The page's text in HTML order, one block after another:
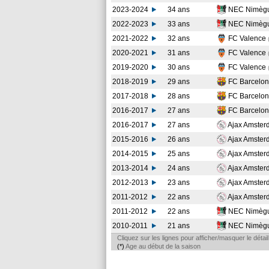
2023-2024
34 ans NEC
2022-2023
33 ans NEC
2021-2022
32 ans FC Valence
2020-2021
31 ans FC Valence
2019-2020
30 ans FC Valence
2018-2019
29 ans FC
2017-2018
28 ans FC
2016-2017
27 ans FC
2016-2017
27 ans Ajax
2015-2016
26 ans Ajax
2014-2015
25 ans Ajax
2013-2014
24 ans Ajax
2012-2013
23 ans Ajax
2011-2012
22 ans Ajax
2011-2012
22 ans NEC
2010-2011
21 ans NEC
Cliquez sur les lignes pour afficher/masquer le
(*) Age au début de la saison